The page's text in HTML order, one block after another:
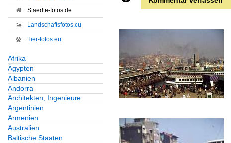
Staedte-fotos.de
Landschaftsfotos.eu
Tier-fotos.eu
Afrika
Ägypten
Albanien
Andorra
Architekten, Ingenieure
Argentinien
Armenien
Australien
Baltische Staaten